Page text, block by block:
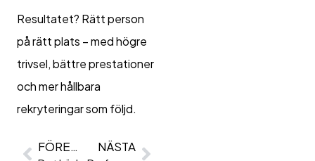
Resultatet? Rätt person
på rätt plats – med högre
trivsel, bättre prestationer
och mer hållbara
rekryteringar som följd.
FÖREGÅENDE NÄSTA